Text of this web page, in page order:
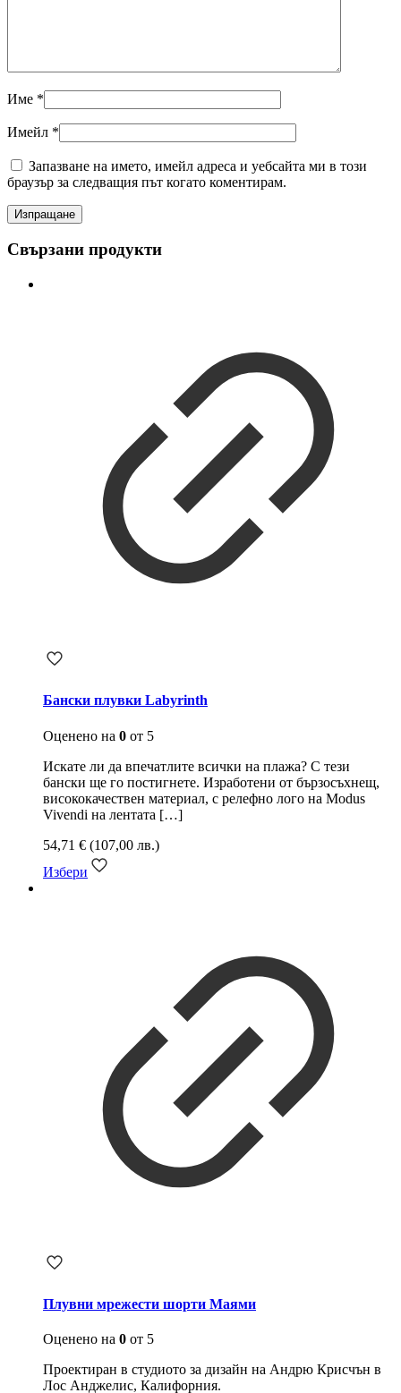
Име *
Имейл *
Запазване на името, имейл адреса и уебсайта ми в този
браузър за следващия път когато коментирам.
Свързани продукти
Бански плувки Labyrinth
Оценено на 0 от 5
Искате ли да впечатлите всички на плажа? С тези
бански ще го постигнете. Изработени от бързосъхнещ,
висококачествен материал, с релефно лого на Modus
Vivendi на лентата […]
54,71 € (107,00 лв.)
Избери
Плувни мрежести шорти Маями
Оценено на 0 от 5
Проектиран в студиото за дизайн на Андрю Крисчън в
Лос Анджелис, Калифорния.​